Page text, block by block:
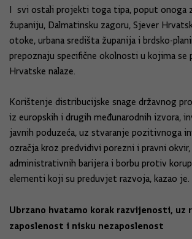
I svi ostali projekti toga tipa, poput onoga
županiju, Dalmatinsku zagoru, Sjever
otoke, urbana središta županija i brdsko-
prepoznaju specifične okolnosti u kojima se
Hrvatske nalaze.
Korištenje distribucijske snage državnog
iz europskih i drugih međunarodnih izvora,
javnih poduzeća, uz stvaranje pozitivnoga
ozračja kroz predvidivi porezni i pravni
administrativnih barijera i borbu protiv
elementi koji su preduvjet razvoja, kazao je.
Ubrzano hvatamo korak razvijenosti, uz
zaposlenost i nisku nezaposlenost